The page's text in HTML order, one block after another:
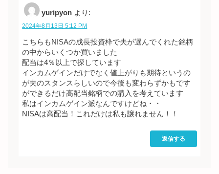
yuripyon より:
2024年8月13日 5:12 PM
こちらもNISAの成長投資枠で夫が選んでくれた銘柄
の中からいくつか買いました
配当は4％以上で探しています
インカムゲインだけでなく値上がりも期待というの
が夫のスタンスらしいので今後も変わらずかもです
ができるだけ高配当銘柄での購入を考えています
私はインカムゲイン派なんですけどね・・
NISAは高配当！これだけは私も譲れません！！
返信する